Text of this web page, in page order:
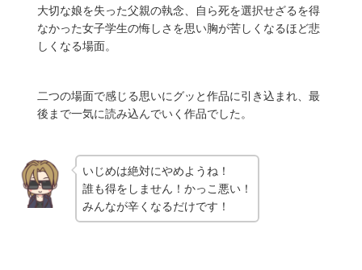
大切な娘を失った父親の執念、自ら死を選択せざるを得
なかった女子学生の悔しさを思い胸が苦しくなるほど悲
しくなる場面。
二つの場面で感じる思いにグッと作品に引き込まれ、最
後まで一気に読み込んでいく作品でした。
いじめは絶対にやめようね！
誰も得をしません！かっこ悪い！
みんなが辛くなるだけです！